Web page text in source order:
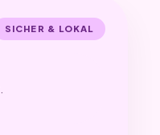
SICHER & LOKAL